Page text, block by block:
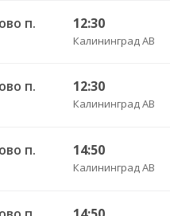
п. 12:30
Калининград АВ
п. 12:30
Калининград АВ
п. 14:50
Калининград АВ